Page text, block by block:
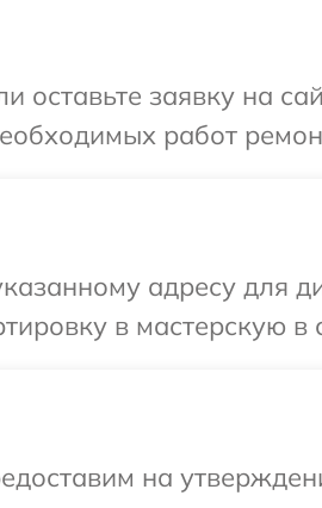
оставьте заявку на
работ
адресу для
в мастерскую в
на